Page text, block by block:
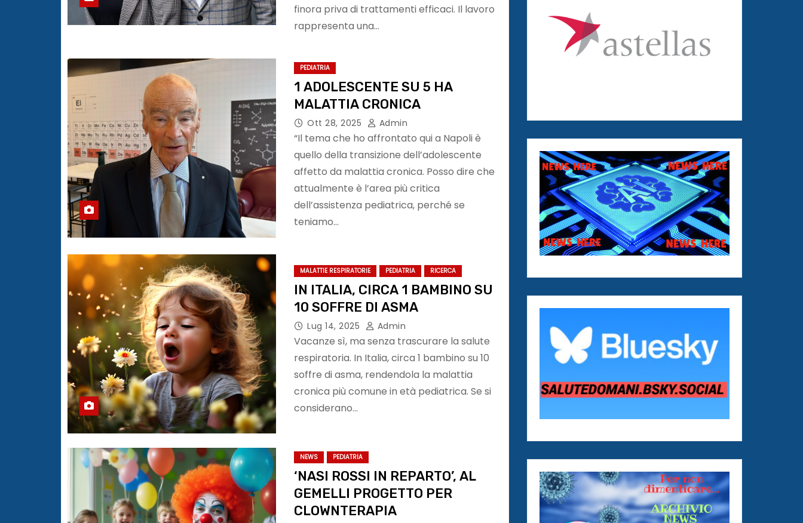
finora priva di trattamenti efficaci. Il lavoro
rappresenta una…
PEDIATRIA
1 ADOLESCENTE SU 5 HA
MALATTIA CRONICA
Ott 28, 2025 Admin
“Il tema che ho affrontato qui a Napoli è
quello della transizione dell’adolescente
affetto da malattia cronica. Posso dire che
attualmente è l’area più critica
dell’assistenza pediatrica, perché se
teniamo…
MALATTIE RESPIRATORIE PEDIATRIA RICERCA
IN ITALIA, CIRCA 1 BAMBINO SU
10 SOFFRE DI ASMA
Lug 14, 2025 Admin
Vacanze sì, ma senza trascurare la salute
respiratoria. In Italia, circa 1 bambino su 10
soffre di asma, rendendola la malattia
cronica più comune in età pediatrica. Se si
considerano…
NEWS PEDIATRIA
‘NASI ROSSI IN REPARTO’, AL
GEMELLI PROGETTO PER
CLOWNTERAPIA